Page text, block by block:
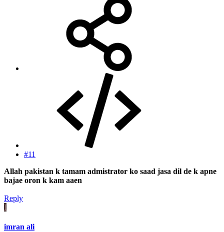
#11
Allah pakistan k tamam admistrator ko saad jasa dil de k apne
bajae oron k kam aaen
Reply
I
imran ali